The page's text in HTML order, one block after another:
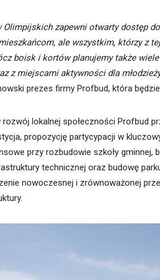
zapewni otwarty dostęp
ale wszystkim, którzy z
boisk i kortów planujemy także
z miejscami aktywności dla
prezes firmy Profbud, która
lokalnej społeczności Profbud
propozycję partycypacji w
przy rozbudowie szkoły gminnej,
technicznej oraz budowę
nowoczesnej i zrównoważonej